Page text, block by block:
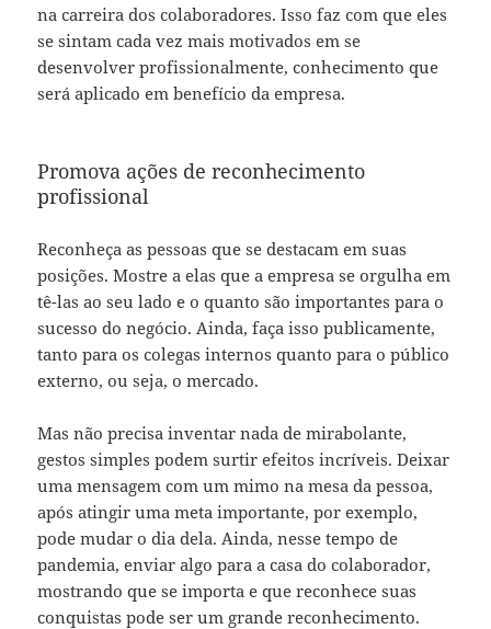
na carreira dos colaboradores. Isso faz com que eles
se sintam cada vez mais motivados em se
desenvolver profissionalmente, conhecimento que
será aplicado em benefício da empresa.
Promova ações de reconhecimento
profissional
Reconheça as pessoas que se destacam em suas
posições. Mostre a elas que a empresa se orgulha em
tê-las ao seu lado e o quanto são importantes para o
sucesso do negócio. Ainda, faça isso publicamente,
tanto para os colegas internos quanto para o público
externo, ou seja, o mercado.
Mas não precisa inventar nada de mirabolante,
gestos simples podem surtir efeitos incríveis. Deixar
uma mensagem com um mimo na mesa da pessoa,
após atingir uma meta importante, por exemplo,
pode mudar o dia dela. Ainda, nesse tempo de
pandemia, enviar algo para a casa do colaborador,
mostrando que se importa e que reconhece suas
conquistas pode ser um grande reconhecimento.